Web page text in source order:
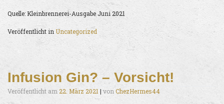
Quelle: Kleinbrennerei-Ausgabe Juni 2021
Veröffentlicht inUncategorized
Infusion Gin? – Vorsicht!
Veröffentlicht am 22. März 2021 |von ChezHermes44